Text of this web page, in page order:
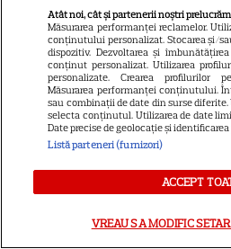
ALTE
PRIME VIDEO
sezonul
Atât noi, cât și partenerii noștri
Măsurarea performanței reclamelor.
conținutului personalizat. Stocarea și/
dispozitiv. Dezvoltarea și
conținut personalizat. Utilizarea
personalizate. Crearea profilurilor
Măsurarea performanței conținutului.
sau combinații de date din surse
selecta conținutul. Utilizarea de date
Date precise de geolocație și
Listă parteneri (furnizori)
ACCEPT
VREAU SA MODIFIC